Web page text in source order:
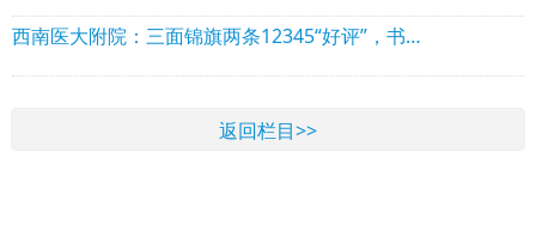
西南医大附院：三面锦旗两条12345“好评”，书写医患最美双向奔赴
返回栏目>>